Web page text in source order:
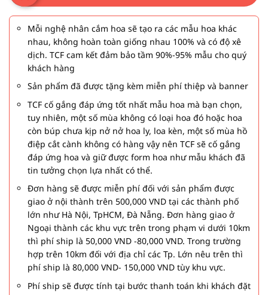
Mỗi nghệ nhân cắm hoa sẽ tạo ra các mẫu hoa khác
nhau, không hoàn toàn giống nhau 100% và có độ xê
dịch. TCF cam kết đảm bảo tầm 90%-95% mẫu cho quý
khách hàng
Sản phẩm đã được tặng kèm miễn phí thiệp và banner
TCF cố gắng đáp ứng tốt nhất mẫu hoa mà bạn chọn,
tuy nhiên, một số mùa không có loại hoa đó hoặc hoa
còn búp chưa kịp nở nở hoa ly, loa kèn, một số mùa hồ
điệp cắt cành không có hàng vậy nên TCF sẽ cố gắng
đáp ứng hoa và giữ được form hoa như mẫu khách đã
tin tưởng chọn lựa nhất có thể.
Đơn hàng sẽ được miễn phí đối với sản phẩm được
giao ở nội thành trên 500,000 VND tại các thành phố
lớn như Hà Nội, TpHCM, Đà Nẵng. Đơn hàng giao ở
Ngoại thành các khu vực trên trong phạm vi dưới 10km
thì phí ship là 50,000 VND -80,000 VND. Trong trường
hợp trên 10km đối với địa chỉ các Tp. Lớn nêu trên thì
phí ship là 80,000 VND- 150,000 VND tùy khu vực.
Phí ship sẽ được tính tại bước thanh toán khi khách đặt